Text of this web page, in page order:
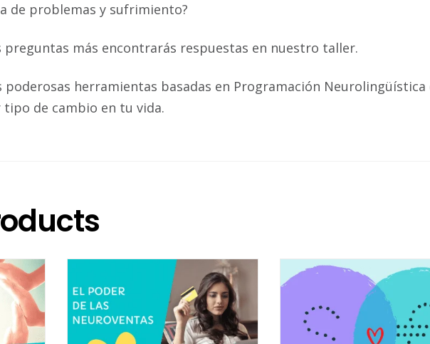
de problemas y sufrimiento?
preguntas más encontrarás respuestas en nuestro taller.
poderosas herramientas basadas en Programación
tipo de cambio en tu